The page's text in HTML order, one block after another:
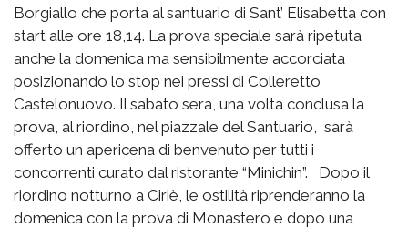
Borgiallo che porta al santuario di Sant’ Elisabetta con
start alle ore 18,14. La prova speciale sarà ripetuta
anche la domenica ma sensibilmente accorciata
posizionando lo stop nei pressi di Colleretto
Castelonuovo. Il sabato sera, una volta conclusa la
prova, al riordino, nel piazzale del Santuario, sarà
offerto un apericena di benvenuto per tutti i
concorrenti curato dal ristorante “Minichin”. Dopo il
riordino notturno a Ciriè, le ostilità riprenderanno la
domenica con la prova di Monastero e dopo una